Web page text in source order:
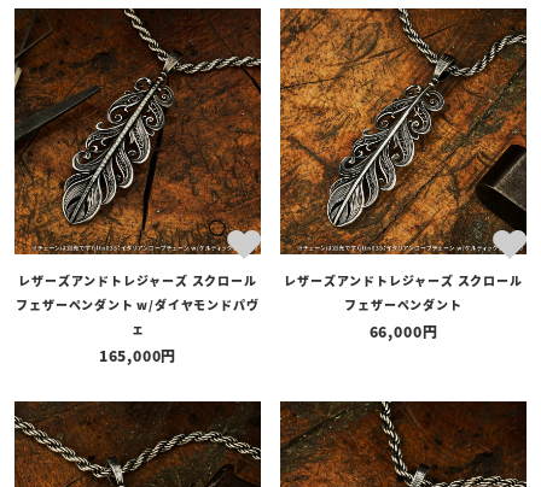
※天然石の細かな色味の指定や事前の確認はできかねます。
お問い合わせ方法
以下の「LINEでお問い合わせ」ボタンから、ご希望のアイテムとカス
タム内容を添えて、お気軽にお問い合わせくださいませ。
LINEでお問い合わせ
レザーズアンドトレジャーズ スクロール
フェザーペンダント w/ダイヤモンドパヴ
ェ
165,000
レザーズアンドトレジャーズ スクロール
フェザーペンダント
66,000